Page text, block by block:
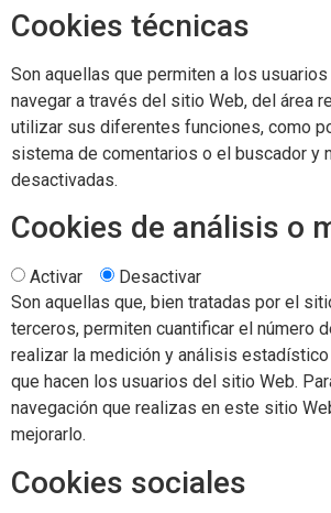
Cookies técnicas
Son aquellas que permiten a los
navegar a través del sitio Web, del área
utilizar sus diferentes funciones, como
sistema de comentarios o el buscador y
desactivadas.
Cookies de análisis o
Activar
Desactivar
Son aquellas que, bien tratadas por el
terceros, permiten cuantificar el número
realizar la medición y análisis
que hacen los usuarios del sitio Web.
navegación que realizas en este sitio
mejorarlo.
Cookies sociales